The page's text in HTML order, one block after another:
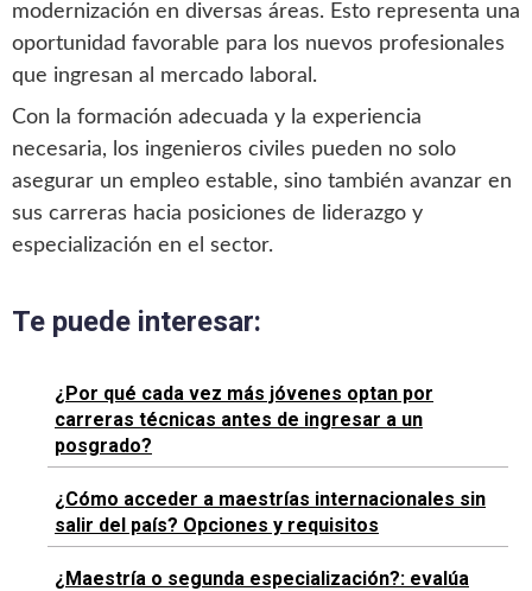
modernización en diversas áreas. Esto representa una
oportunidad favorable para los nuevos profesionales
que ingresan al mercado laboral.
Con la formación adecuada y la experiencia
necesaria, los ingenieros civiles pueden no solo
asegurar un empleo estable, sino también avanzar en
sus carreras hacia posiciones de liderazgo y
especialización en el sector.
Te puede interesar:
¿Por qué cada vez más jóvenes optan por
carreras técnicas antes de ingresar a un
posgrado?
¿Cómo acceder a maestrías internacionales sin
salir del país? Opciones y requisitos
¿Maestría o segunda especialización?: evalúa